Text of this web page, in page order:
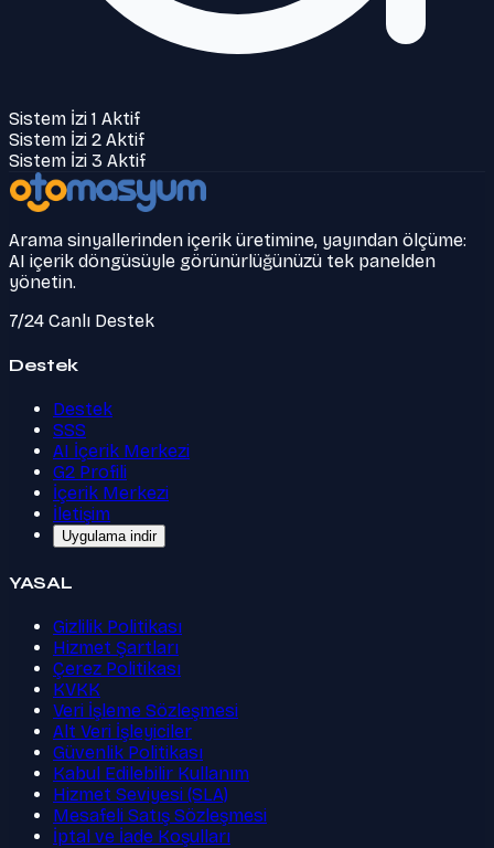
Sistem İzi 1 Aktif
Sistem İzi 2 Aktif
Sistem İzi 3 Aktif
Arama sinyallerinden içerik üretimine, yayından ölçüme:
AI içerik döngüsüyle görünürlüğünüzü tek panelden
yönetin.
7/24 Canlı Destek
Destek
Destek
SSS
AI İçerik Merkezi
G2 Profili
İçerik Merkezi
İletişim
Uygulama indir
YASAL
Gizlilik Politikası
Hizmet Şartları
Çerez Politikası
KVKK
Veri İşleme Sözleşmesi
Alt Veri İşleyiciler
Güvenlik Politikası
Kabul Edilebilir Kullanım
Hizmet Seviyesi (SLA)
Mesafeli Satış Sözleşmesi
İptal ve İade Koşulları